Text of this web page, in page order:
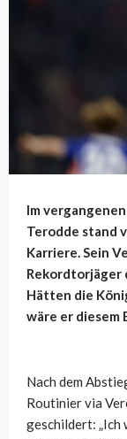
Im
Terodde stand
Karriere. Sein
Rekordtorjäger
Hätten die
wäre er diesem
Nach dem
Routinier via
geschildert: „Ich